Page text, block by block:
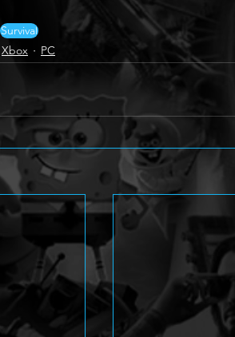
Survival
Xbox PC